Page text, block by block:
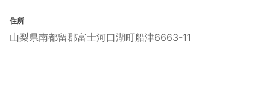
住所
山梨県南都留郡富士河口湖町船津6663-11